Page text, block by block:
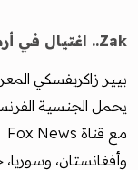
Zak.. اغتيال في أرض المعركة
يحمل الجنسية